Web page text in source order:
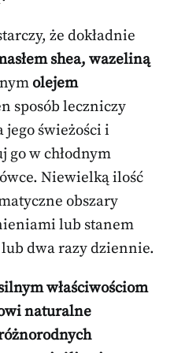
że dokładnie
shea, wazeliną
olejem
sposób leczniczy
jego świeżości i
go w chłodnym
Niewielką ilość
obszary
lub stanem
dwa razy dziennie.
właściwościom
naturalne